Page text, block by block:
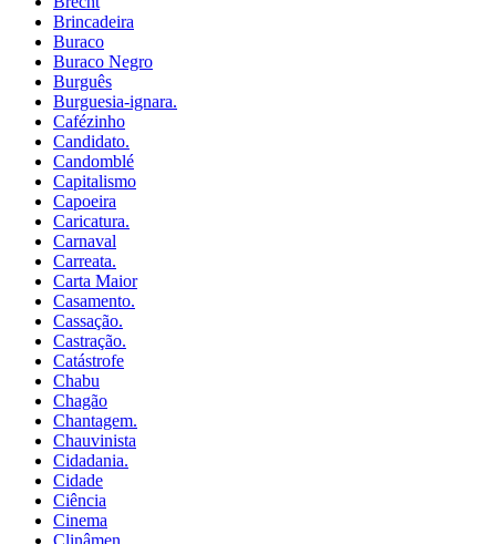
Brincadeira
Buraco
Buraco Negro
Burguês
Burguesia-ignara.
Cafézinho
Candidato.
Candomblé
Capitalismo
Capoeira
Caricatura.
Carnaval
Carreata.
Carta Maior
Casamento.
Cassação.
Castração.
Catástrofe
Chabu
Chagão
Chantagem.
Chauvinista
Cidadania.
Cidade
Ciência
Cinema